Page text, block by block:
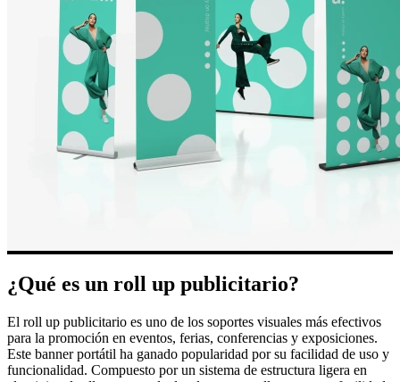
¿Qué es un roll up publicitario?
El roll up publicitario es uno de los soportes visuales más efectivos
para la promoción en eventos, ferias, conferencias y exposiciones.
Este banner portátil ha ganado popularidad por su facilidad de uso y
funcionalidad. Compuesto por un sistema de estructura ligera en